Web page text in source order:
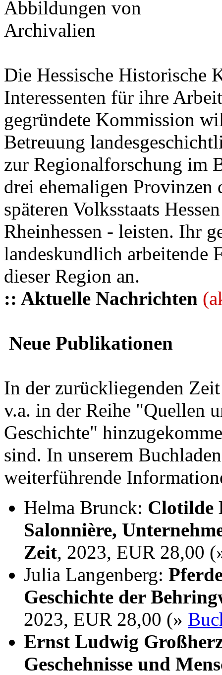
Die Hessische Historische
Interessenten für ihre
gegründete Kommission
Betreuung
zur Regionalforschung im
drei ehemaligen Provinzen
späteren Volksstaats
Rheinhessen - leisten. Ihr
landeskundlich arbeitende
dieser Region an.
:: Aktuelle Nachrichten
Neue Publikationen
In der zurückliegenden
v.a. in der Reihe "Quellen
Geschichte"
sind. In unserem
weiterführende
Helma Brunck: Clotilde
Salonnière,
Zeit, 2023, EUR 28,00
Julia Langenberg:
Geschichte der
2023, EUR 28,00 (»
Ernst Ludwig
Geschehnisse und